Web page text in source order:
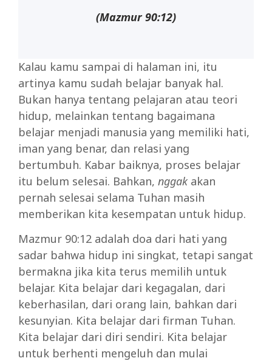
(Mazmur 90:12)
Kalau kamu sampai di halaman ini, itu
artinya kamu sudah belajar banyak hal.
Bukan hanya tentang pelajaran atau teori
hidup, melainkan tentang bagaimana
belajar menjadi manusia yang memiliki hati,
iman yang benar, dan relasi yang
bertumbuh. Kabar baiknya, proses belajar
itu belum selesai. Bahkan, nggak akan
pernah selesai selama Tuhan masih
memberikan kita kesempatan untuk hidup.
Mazmur 90:12 adalah doa dari hati yang
sadar bahwa hidup ini singkat, tetapi sangat
bermakna jika kita terus memilih untuk
belajar. Kita belajar dari kegagalan, dari
keberhasilan, dari orang lain, bahkan dari
kesunyian. Kita belajar dari firman Tuhan.
Kita belajar dari diri sendiri. Kita belajar
untuk berhenti mengeluh dan mulai